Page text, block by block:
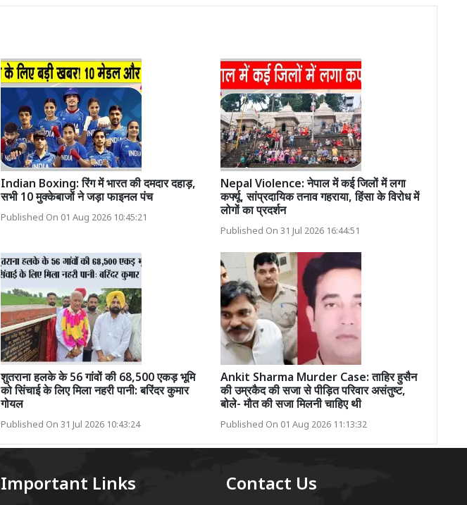
Indian Boxing: रिंग में भारत की दमदार दहाड़,
सभी 10 मुक्केबाजों ने जड़ा फाइनल पंच
Published On 01 Aug 2026 10:45:21
Nepal Violence: नेपाल में कई जिलों में लगा
कर्फ्यू, सांप्रदायिक तनाव गहराया, हिंसा के विरोध में
लोगों का प्रदर्शन
Published On 31 Jul 2026 16:44:51
शुतराना हलके के 56 गांवों की 68,500 एकड़ भूमि
को सिंचाई के लिए मिला नहरी पानी: बरिंदर कुमार
गोयल
Published On 31 Jul 2026 10:43:24
Ankit Sharma Murder Case: ताहिर हुसैन
की उम्रकैद की सजा से पीड़ित परिवार असंतुष्ट,
बोले- मौत की सजा मिलनी चाहिए थी
Published On 01 Aug 2026 11:13:32
Important Links Contact Us